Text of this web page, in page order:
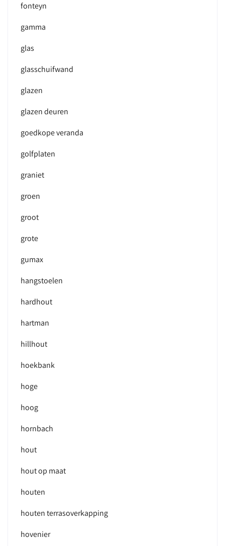
fonteyn
gamma
glas
glasschuifwand
glazen
glazen deuren
goedkope veranda
golfplaten
graniet
groen
groot
grote
gumax
hangstoelen
hardhout
hartman
hillhout
hoekbank
hoge
hoog
hornbach
hout
hout op maat
houten
houten terrasoverkapping
hovenier